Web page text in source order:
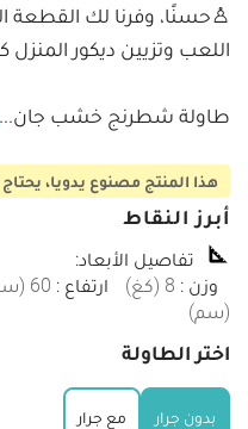
♙حسنًا، وفرنا لك القطعة
طاولة شطرنج خشب جان...
هذا المنتج مصنوع يدويا، يحتاج 3-5 أيام عمل ليصل لمستودعاتنا
أبرز النقاط
تفاصيل الأبعاد:
وزن :
8
(كغ) ارتفاع :
60
(
(سم)
اختر الطاولة
بدون جرار مع جرار